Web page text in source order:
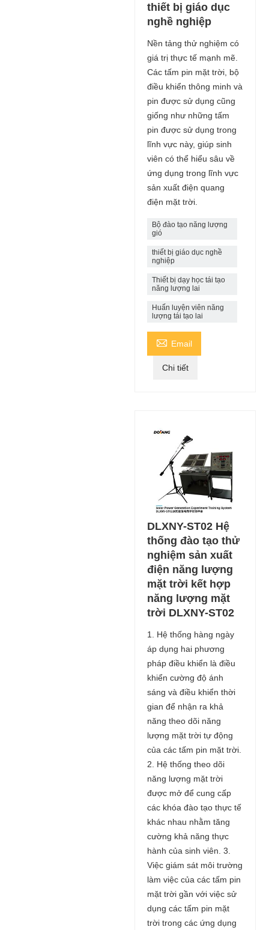
thiết bị giáo dục
nghề nghiệp
Nền tảng thử nghiệm có
giá trị thực tế mạnh mẽ.
Các tấm pin mặt trời, bộ
điều khiển thông minh và
pin được sử dụng cũng
giống như những tấm
pin được sử dụng trong
lĩnh vực này, giúp sinh
viên có thể hiểu sâu về
ứng dụng trong lĩnh vực
sản xuất điện quang
điện mặt trời.
Bộ đào tạo năng lượng
gió
thiết bị giáo dục nghề
nghiệp
Thiết bị dạy học tái tạo
năng lượng lai
Huấn luyện viên năng
lượng tái tạo lai
 Email
Chi tiết
DLXNY-ST02 Hệ
thống đào tạo thử
nghiệm sản xuất
điện năng lượng
mặt trời kết hợp
năng lượng mặt
trời DLXNY-ST02
1. Hệ thống hàng ngày
áp dụng hai phương
pháp điều khiển là điều
khiển cường độ ánh
sáng và điều khiển thời
gian để nhận ra khả
năng theo dõi năng
lượng mặt trời tự động
của các tấm pin mặt trời.
2. Hệ thống theo dõi
năng lượng mặt trời
được mở để cung cấp
các khóa đào tạo thực tế
khác nhau nhằm tăng
cường khả năng thực
hành của sinh viên. 3.
Việc giám sát môi trường
làm việc của các tấm pin
mặt trời gần với việc sử
dụng các tấm pin mặt
trời trong các ứng dụng